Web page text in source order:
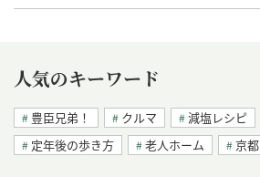
人気のキーワード
豊臣兄弟！ クルマ 減塩レシピ
定年後の歩き方
老人ホーム 京都